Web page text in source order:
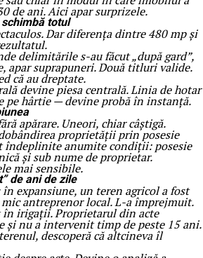
de ani. Aici apar surprizele.
totul
Dar diferența dintre 480 mp și
delimitările s-au făcut „după gard”,
apar suprapuneri. Două titluri valide.
că au dreptate.
devine piesa centrală. Linia de hotar
pe hârtie — devine probă în instanță.
apărare. Uneori, chiar câștigă.
proprietății prin posesie
îndeplinite anumite condiții: posesie
și sub nume de proprietar.
mai sensibile.
de ani de zile
expansiune, un teren agricol a fost
antreprenor local. L-a împrejmuit.
irigații. Proprietarul din acte
și nu a intervenit timp de peste 15 ani.
descoperă că altcineva îl